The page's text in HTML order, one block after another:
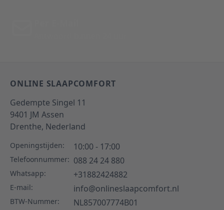
ONLINE SLAAPCOMFORT
Gedempte Singel 11
9401 JM Assen
Drenthe, Nederland
Openingstijden: 10:00 - 17:00
Telefoonnummer: 088 24 24 880
Whatsapp: +31882424882
E-mail: info@onlineslaapcomfort.nl
BTW-Nummer: NL857007774B01